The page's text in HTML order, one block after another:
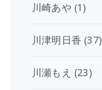
川崎あや(1)
川津明日香 (37)
川瀬もえ (23)